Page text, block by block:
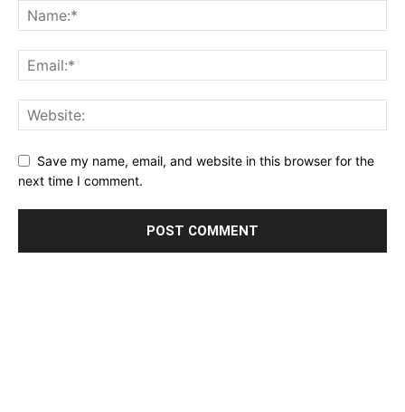
Save my name, email, and website in this browser for the
next time I comment.